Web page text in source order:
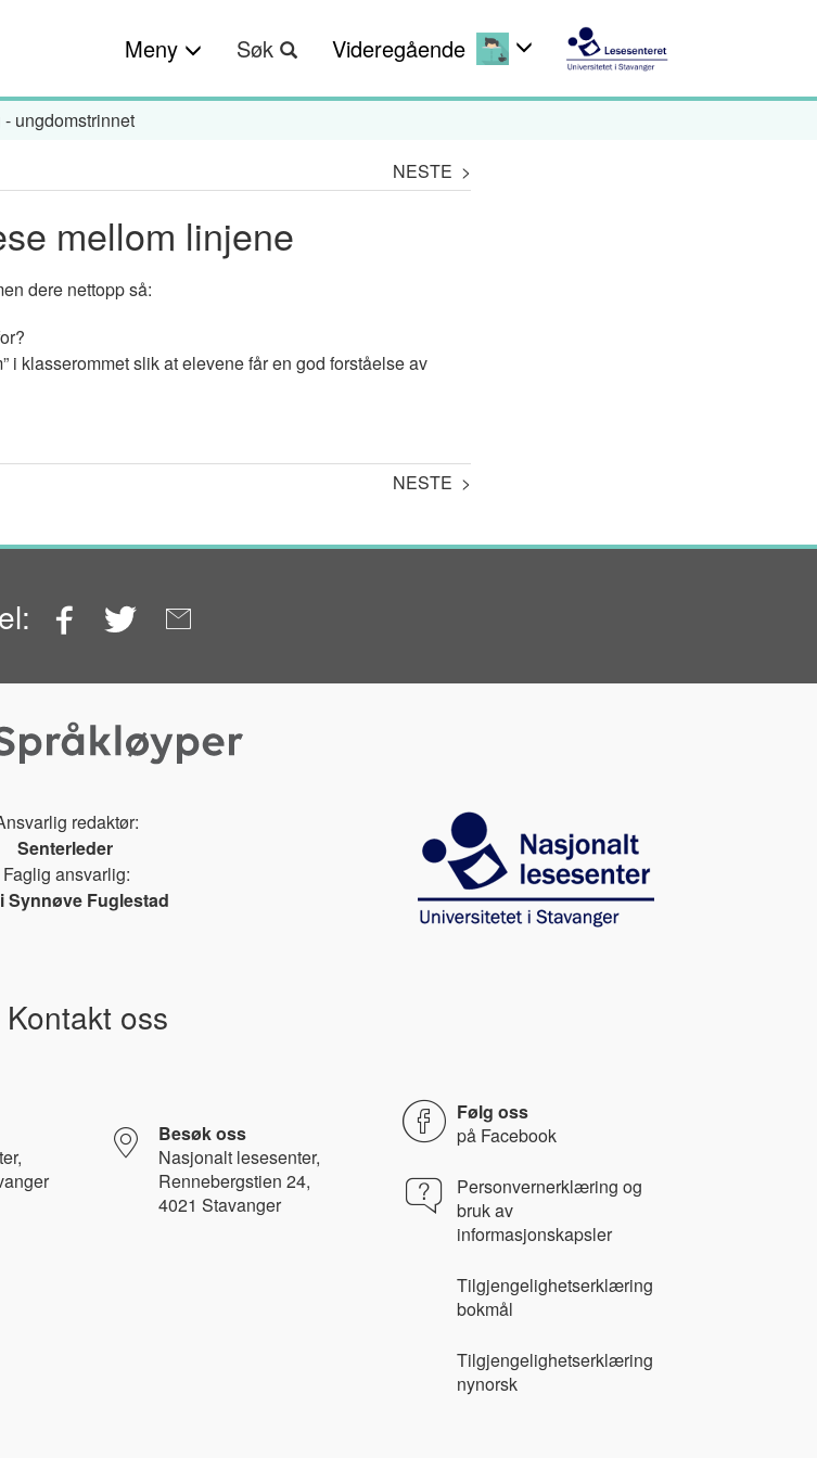
Meny Søk Videregående
ungdomstrinnet
NESTE >
mellom linjene
dere nettopp så:
i klasserommet slik at elevene får en god forståelse av
NESTE >
Facebook
Twitter
redaktør:
Senterleder
Faglig ansvarlig:
Synnøve Fuglestad
Image
Kontakt oss
Besøk oss
Nasjonalt lesesenter,
Rennebergstien 24,
4021 Stavanger
Følg oss
på Facebook
Personvernerklæring og
bruk av
informasjonskapsler
Tilgjengelighetserklæring
bokmål
Tilgjengelighetserklæring
nynorsk